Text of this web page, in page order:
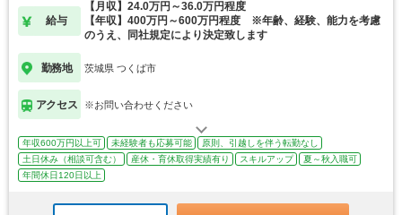
給与
【月収】24.0万円～36.0万円程度
【年収】400万円～600万円程度 ※年齢、経験、能力を考慮
のうえ、同社規定により決定致します
勤務地 茨城県 つくば市
アクセス ※お問い合わせください
年収600万円以上可 未経験者も応募可能
原則、引越しを伴う転勤なし
土日休み（相談可含む）
産休・育休取得実績有り スキルアップ
夏～秋入職可
年間休日120日以上